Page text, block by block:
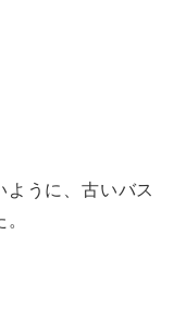
ように、古いバス